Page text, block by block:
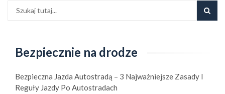
Bezpiecznie na drodze
Bezpieczna Jazda Autostradą – 3 Najważniejsze Zasady I
Reguły Jazdy Po Autostradach